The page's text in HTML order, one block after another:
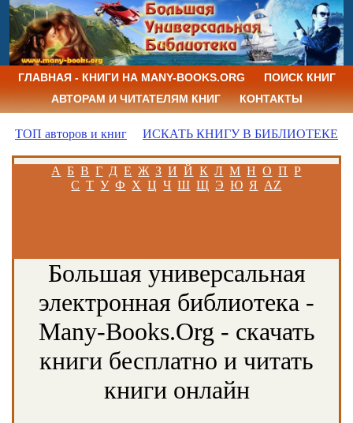
ГЛАВНАЯ - КНИГИ НА MANY-BOOKS.ORG
ПОИСК КНИГ
АВТОРАМ И ЧИТАТЕЛЯМ КНИГ
КОНТАКТЫ
ТОП авторов и книг ИСКАТЬ КНИГУ В БИБЛИОТЕКЕ
А Б В Г Д Е Ж З И Й К Л М Н О П Р
С Т У Ф Х Ц Ч Ш Щ Э Ю Я AZ
Большая универсальная
электронная библиотека -
Many-Books.Org - скачать
книги бесплатно и читать
книги онлайн